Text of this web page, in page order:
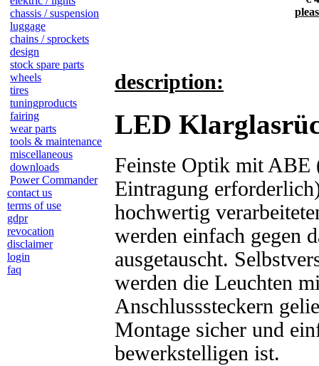
chassis / suspension
luggage
chains / sprockets
design
stock spare parts
wheels
tires
tuningproducts
fairing
wear parts
tools & maintenance
miscellaneous
downloads
Power Commander
contact us
terms of use
gdpr
revocation
disclaimer
login
faq
description:
LED
Feinste Optik mit ABE
Eintragung
hochwertig
werden einfach gegen
ausgetauscht.
werden die Leuchten
Anschlusssteckern
Montage sicher und
bewerkstelligen ist.